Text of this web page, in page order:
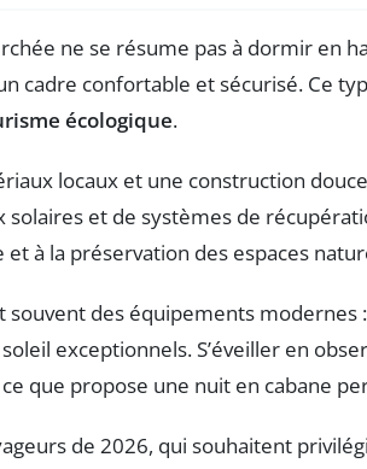
ne se résume pas à dormir en
cadre confortable et sécurisé. Ce
écologique.
locaux et une construction
et de systèmes de
à la préservation des espaces
des équipements
exceptionnels. S’éveiller en
que propose une nuit en cabane
de 2026, qui souhaitent